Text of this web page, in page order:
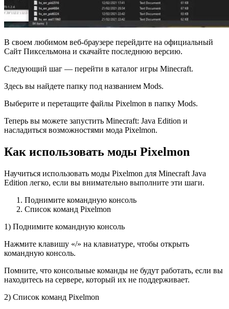
В своем любимом веб-браузере перейдите на официальный
Сайт Пиксельмона и скачайте последнюю версию.
Следующий шаг — перейти в каталог игры Minecraft.
Здесь вы найдете папку под названием Mods.
Выберите и перетащите файлы Pixelmon в папку Mods.
Теперь вы можете запустить Minecraft: Java Edition и
насладиться возможностями мода Pixelmon.
Как использовать моды Pixelmon
Научиться использовать моды Pixelmon для Minecraft Java
Edition легко, если вы внимательно выполните эти шаги.
Поднимите командную консоль
Список команд Pixelmon
1) Поднимите командную консоль
Нажмите клавишу «/» на клавиатуре, чтобы открыть
командную консоль.
Помните, что консольные команды не будут работать, если вы
находитесь на сервере, который их не поддерживает.
2) Список команд Pixelmon